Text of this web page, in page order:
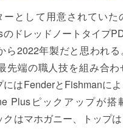
ーとして用意されていた
ドレッドノートタイプ
ら2022年製だと思われ
先端の職人技を組み合
はFenderとFishmanに
Plusピックアップが搭
クはマホガニー、トップ